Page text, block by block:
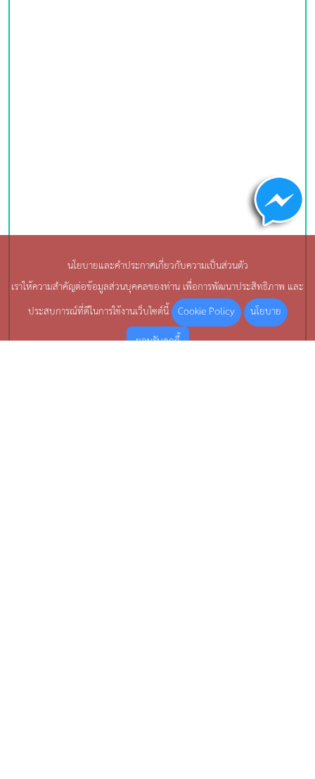
นโยบายและคำประกาศเกี่ยวกับความเป็นส่วนตัว
เราให้ความสำคัญต่อข้อมูลส่วนบุคคลของท่าน เพื่อการพัฒนาประสิทธิภาพ และ
ประสบการณ์ที่ดีในการใช้งานเว็บไซต์นี้ Cookie Policy
นโยบาย
ยอมรับคุกกี้